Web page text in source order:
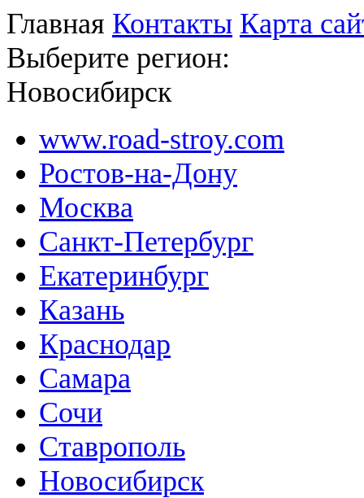
Главная Контакты Карта
Выберите регион:
Новосибирск
www.road-stroy.com
Ростов-на-Дону
Москва
Санкт-Петербург
Екатеринбург
Казань
Краснодар
Самара
Сочи
Ставрополь
Новосибирск